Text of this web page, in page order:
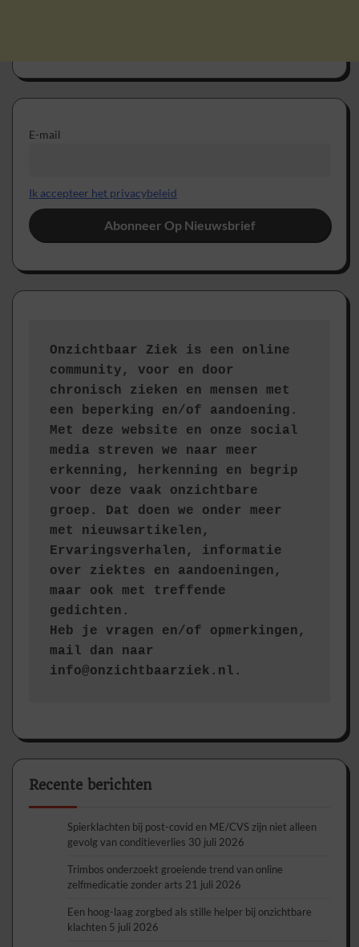
E-mail
Ik accepteer het privacybeleid
Onzichtbaar Ziek is een online
community, voor en door
chronisch zieken en mensen met
een beperking en/of aandoening.
Met deze website en onze social
media streven we naar meer
erkenning, herkenning en begrip
voor deze vaak onzichtbare
groep. Dat doen we onder meer
met nieuwsartikelen,
Ervaringsverhalen, informatie
over ziektes en aandoeningen,
maar ook met treffende
gedichten.
Heb je vragen en/of opmerkingen,
mail dan naar
info@onzichtbaarziek.nl.
Recente berichten
Spierklachten bij post-covid en ME/CVS zijn niet alleen
gevolg van conditieverlies 30 juli 2026
Trimbos onderzoekt groeiende trend van online
zelfmedicatie zonder arts 21 juli 2026
Een hoog-laag zorgbed als stille helper bij onzichtbare
klachten 5 juli 2026